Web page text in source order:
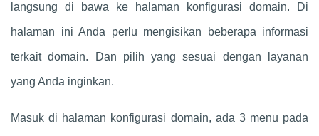
langsung di bawa ke halaman konfigurasi domain. Di
halaman ini Anda perlu mengisikan beberapa informasi
terkait domain. Dan pilih yang sesuai dengan layanan
yang Anda inginkan.
Masuk di halaman konfigurasi domain, ada 3 menu pada